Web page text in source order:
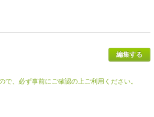
、必ず事前にご確認の上ご利用ください。